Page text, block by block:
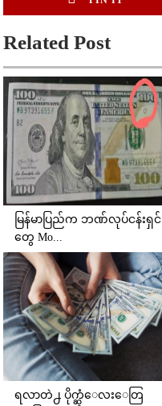
Related Post
မြန်မာပြည်က ဘဏ်လုပ်ငန်းရှင်
တွေ Mo...
ရလာတဲ႕ ပိုက္ဆံေလးေတြ